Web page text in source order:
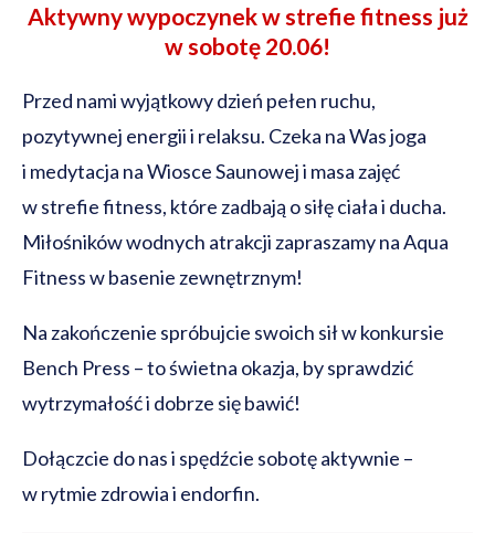
Aktywny wypoczynek w strefie fitness już
w sobotę 20.06!
Przed nami wyjątkowy dzień pełen ruchu,
pozytywnej energii i relaksu. Czeka na Was joga
i medytacja na Wiosce Saunowej i masa zajęć
w strefie fitness, które zadbają o siłę ciała i ducha.
Miłośników wodnych atrakcji zapraszamy na Aqua
Fitness w basenie zewnętrznym!
Na zakończenie spróbujcie swoich sił w konkursie
Bench Press – to świetna okazja, by sprawdzić
wytrzymałość i dobrze się bawić!
Dołączcie do nas i spędźcie sobotę aktywnie –
w rytmie zdrowia i endorfin.